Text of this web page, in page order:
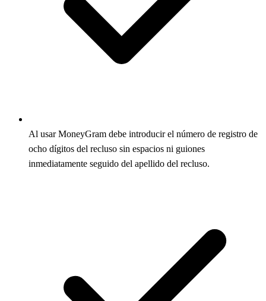
Al usar MoneyGram debe introducir el número de registro de
ocho dígitos del recluso sin espacios ni guiones
inmediatamente seguido del apellido del recluso.